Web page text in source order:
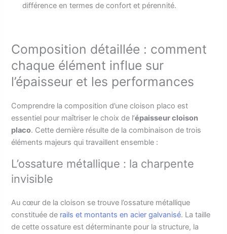
différence en termes de confort et pérennité.
Composition détaillée : comment
chaque élément influe sur
l’épaisseur et les performances
Comprendre la composition d’une cloison placo est
essentiel pour maîtriser le choix de l’épaisseur cloison
placo. Cette dernière résulte de la combinaison de trois
éléments majeurs qui travaillent ensemble :
L’ossature métallique : la charpente
invisible
Au cœur de la cloison se trouve l’ossature métallique
constituée de rails et montants en acier galvanisé. La taille
de cette ossature est déterminante pour la structure, la